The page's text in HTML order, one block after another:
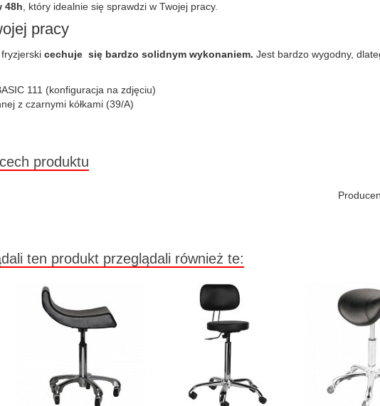
48h , który idealnie się sprawdzi w Twojej pracy.
pracy
cechuje się bardzo solidnym wykonaniem. Jest bardzo wygodny,
111 (konfiguracja na zdjęciu)
z czarnymi kółkami (39/A)
produktu
ten produkt przeglądali również te: